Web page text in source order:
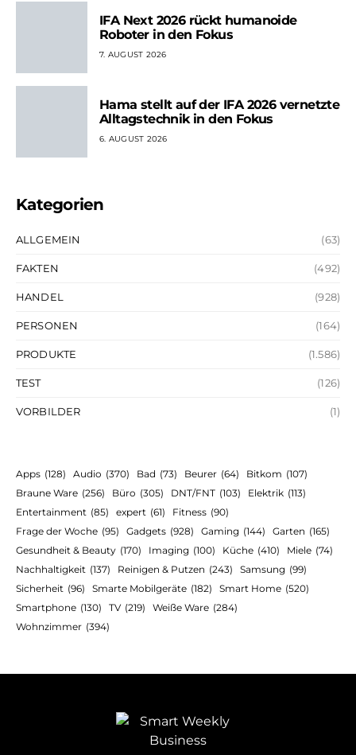
IFA Next 2026 rückt humanoide
Roboter in den Fokus
7. AUGUST 2026
Hama stellt auf der IFA 2026 vernetzte
Alltagstechnik in den Fokus
6. AUGUST 2026
Kategorien
ALLGEMEIN (63)
FAKTEN (492)
HANDEL (928)
PERSONEN (164)
PRODUKTE (1.586)
TEST (126)
VORBILDER (1)
Apps (128) Audio (370) Bad (73) Beurer (64) Bitkom (107)
Braune Ware (256) Büro (305) DNT/FNT (103) Elektrik (113)
Entertainment (85) expert (61) Fitness (90)
Frage der Woche (95) Gadgets (928) Gaming (144) Garten (165)
Gesundheit & Beauty (170) Imaging (100) Küche (410) Miele (74)
Nachhaltigkeit (137) Reinigen & Putzen (243) Samsung (99)
Sicherheit (96) Smarte Mobilgeräte (182) Smart Home (520)
Smartphone (130) TV (219) Weiße Ware (284)
Wohnzimmer (394)